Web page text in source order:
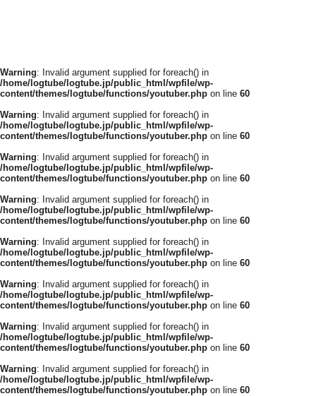
Warning: Invalid argument supplied for foreach() in
/home/logtube/logtube.jp/public_html/wpfile/wp-
content/themes/logtube/functions/youtuber.php on line 60
Warning: Invalid argument supplied for foreach() in
/home/logtube/logtube.jp/public_html/wpfile/wp-
content/themes/logtube/functions/youtuber.php on line 60
Warning: Invalid argument supplied for foreach() in
/home/logtube/logtube.jp/public_html/wpfile/wp-
content/themes/logtube/functions/youtuber.php on line 60
Warning: Invalid argument supplied for foreach() in
/home/logtube/logtube.jp/public_html/wpfile/wp-
content/themes/logtube/functions/youtuber.php on line 60
Warning: Invalid argument supplied for foreach() in
/home/logtube/logtube.jp/public_html/wpfile/wp-
content/themes/logtube/functions/youtuber.php on line 60
Warning: Invalid argument supplied for foreach() in
/home/logtube/logtube.jp/public_html/wpfile/wp-
content/themes/logtube/functions/youtuber.php on line 60
Warning: Invalid argument supplied for foreach() in
/home/logtube/logtube.jp/public_html/wpfile/wp-
content/themes/logtube/functions/youtuber.php on line 60
Warning: Invalid argument supplied for foreach() in
/home/logtube/logtube.jp/public_html/wpfile/wp-
content/themes/logtube/functions/youtuber.php on line 60